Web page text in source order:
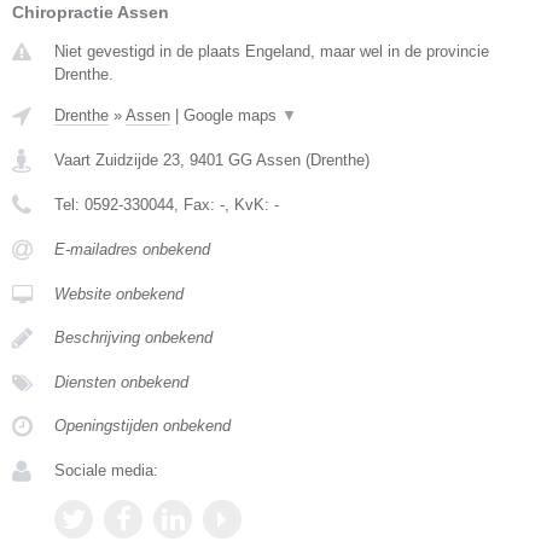
Chiropractie Assen
Niet gevestigd in de plaats Engeland, maar wel in de provincie
Drenthe.
Drenthe » Assen | Google maps ▼
Vaart Zuidzijde 23 9401 GG Assen (Drenthe)
Tel: 0592-330044 , Fax: - , KvK: -
E-mailadres onbekend
Website onbekend
Beschrijving onbekend
Diensten onbekend
Openingstijden onbekend
Sociale media: